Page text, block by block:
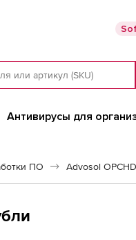
Антивирусы для
ПО Advosol